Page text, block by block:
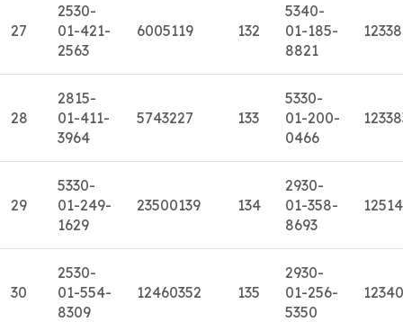
27
2530-
01-421-
2563
6005119 132
5340-
01-185-
8821
28
2815-
01-411-
3964
5743227 133
5330-
01-200-
0466
29
5330-
01-249-
1629
23500139 134
2930-
01-358-
8693
30
2530-
01-554-
8309
12460352 135
2930-
01-256-
5350